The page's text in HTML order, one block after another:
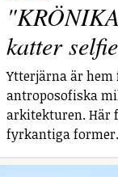
katter
Ytterjärna är hem
antroposofiska
arkitekturen. Här
fyrkantiga former.